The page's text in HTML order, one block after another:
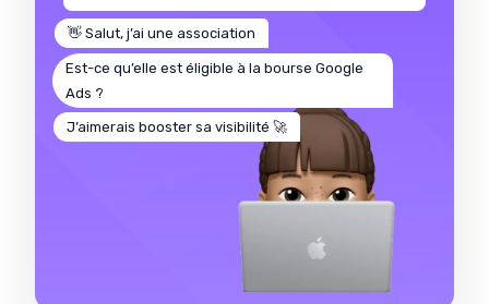
👋 Salut, j’ai une association
J’aimerais booster sa visibilité 🚀
Est-ce qu’elle est éligible à la bourse Google
Ads ?